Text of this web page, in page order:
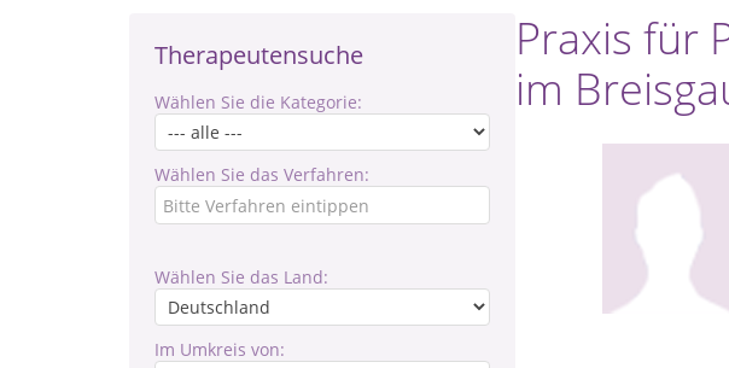
Therapeutensuche
Wählen Sie die Kategorie:
Wählen Sie das Verfahren:
Wählen Sie das Land:
Im Umkreis von:
Praxis für
im